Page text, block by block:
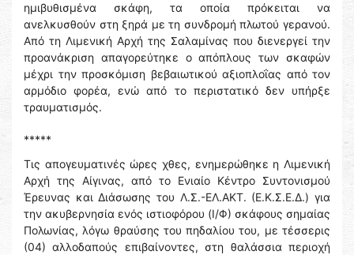
ημιβυθισμένα σκάφη, τα οποία πρόκειται να
ανελκυσθούν στη ξηρά με τη συνδρομή πλωτού γερανού.
Από τη Λιμενική Αρχή της Σαλαμίνας που διενεργεί την
προανάκριση απαγορεύτηκε ο απόπλους των σκαφών
μέχρι την προσκόμιση βεβαιωτικού αξιοπλοΐας από τον
αρμόδιο φορέα, ενώ από το περιστατικό δεν υπήρξε
τραυματισμός.
*****
Τις απογευματινές ώρες χθες, ενημερώθηκε η Λιμενική
Αρχή της Αίγινας, από το Ενιαίο Κέντρο Συντονισμού
Έρευνας και Διάσωσης του Λ.Σ.-ΕΛ.ΑΚΤ. (Ε.Κ.Σ.Ε.Δ.) για
την ακυβερνησία ενός ιστιοφόρου (Ι/Φ) σκάφους σημαίας
Πολωνίας, λόγω θραύσης του πηδαλίου του, με τέσσερις
(04) αλλοδαπούς επιβαίνοντες, στη θαλάσσια περιοχή